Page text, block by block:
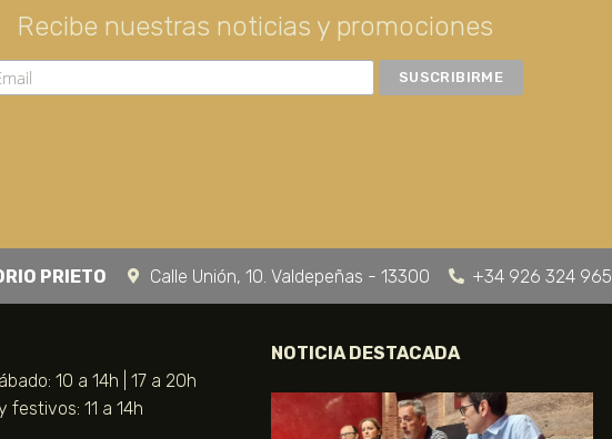
Recibe nuestras noticias y promociones
PRIETO Calle Unión, 10. Valdepeñas - 13300 +34 926 324 965
10 a 14h | 17 a 20h
festivos: 11 a 14h
NOTICIA DESTACADA